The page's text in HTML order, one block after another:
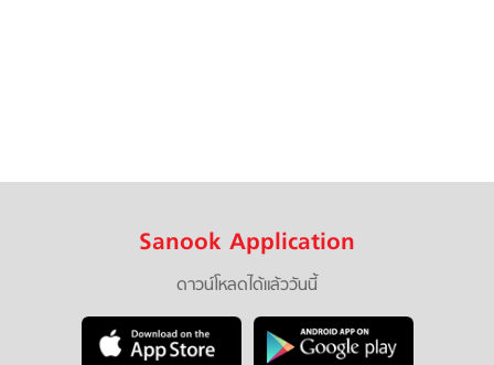
Sanook Application
ดาวน์โหลดได้แล้ววันนี้